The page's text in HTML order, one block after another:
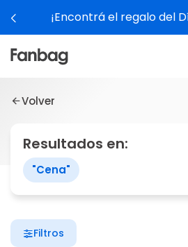
¡Encontrá el regalo del
Volver
Resultados en:
"Cena"
Filtros